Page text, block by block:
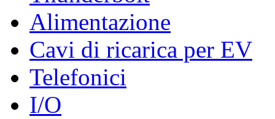
Alimentazione
Cavi di ricarica per EV
Telefonici
I/O